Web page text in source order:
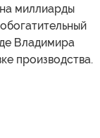
миллиарды
Владимира
производства.